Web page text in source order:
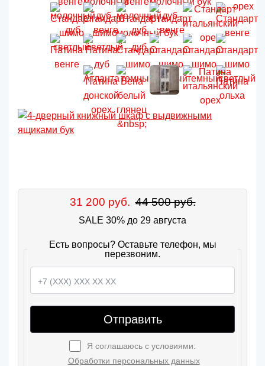
31 200 руб. 44 500 руб.
SALE 30% до 29 августа
Есть вопросы? Оставьте телефон, мы
перезвоним.
Отправить
Я соглашаюсь с условиями:
Обработки персональных данных